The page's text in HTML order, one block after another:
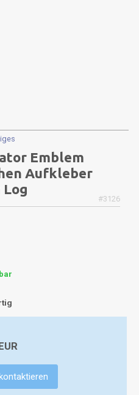
Emblem
Aufkleber
#3126